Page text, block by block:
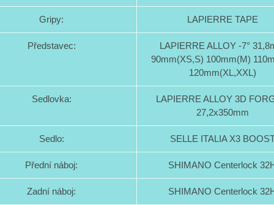
Gripy: LAPIERRE TAPE
Představec:
LAPIERRE ALLOY -7°
90mm(XS,S) 100mm(M)
120mm(XL,XXL)
Sedlovka:
LAPIERRE ALLOY 3D
27,2x350mm
Sedlo: SELLE ITALIA X3
Přední náboj: SHIMANO Centerlock
Zadní náboj: SHIMANO Centerlock